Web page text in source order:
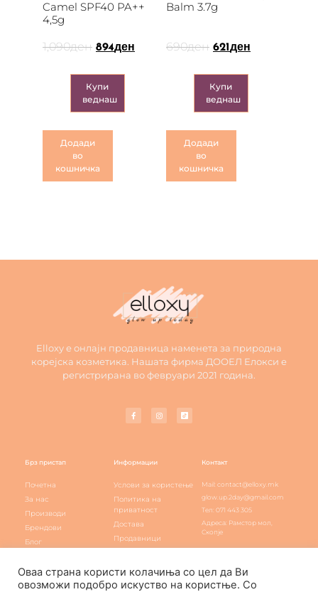
Camel SPF40 PA++
4,5g
1,090ден 894ден
Купи
веднаш
Додади
во
кошничка
Balm 3.7g
690ден 621ден
Купи
веднаш
Додади
во
кошничка
Elloxy е онлајн продавница наменета за природна
корејска козметика. Нашата фирма ДООЕЛ Елокси е
регистрирана во февруари 2021 година.
Брз пристап
Почетна
За нас
Производи
Брендови
Блог
Информации
Услови за користење
Политика на
приватност
Достава
Продавници
Контакт
Mail: contact@elloxy.mk
glow.up.2day@gmail.com
Тел: 071 443 305
Адреса: Рамстор мол,
Скопје
Оваа страна користи колачиња со цел да Ви
овозможи подобро искуство на користње. Со